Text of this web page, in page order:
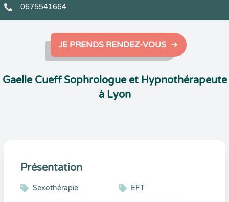
0675541664
JE PRENDS RENDEZ-VOUS
Gaelle Cueff Sophrologue et Hypnothérapeute
à Lyon
Présentation
Sexothérapie EFT